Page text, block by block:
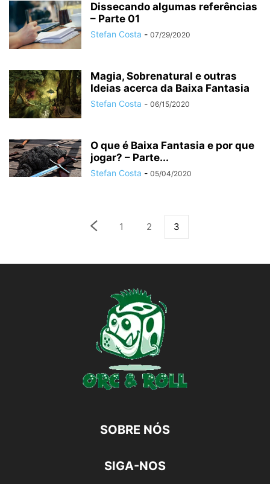
Dissecando algumas referências
– Parte 01
Stefan Costa - 07/29/2020
Magia, Sobrenatural e outras
Ideias acerca da Baixa Fantasia
Stefan Costa - 06/15/2020
O que é Baixa Fantasia e por que
jogar? – Parte...
Stefan Costa - 05/04/2020
1 2 3
SOBRE NÓS
SIGA-NOS